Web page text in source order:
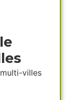
villes